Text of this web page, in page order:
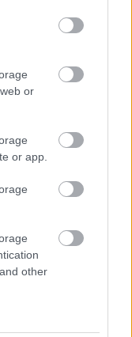
or
or app.
other
hogy
hogy mi
Legalabbis
allitja, hogy
a dolognak"